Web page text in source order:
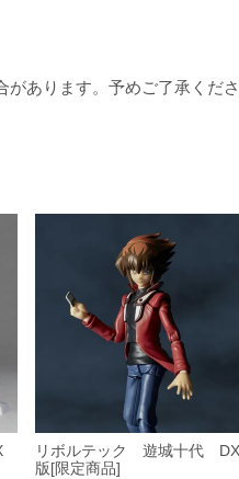
あります。予めご了承くださ
リボルテック 遊城十代 DX
版[限定商品]